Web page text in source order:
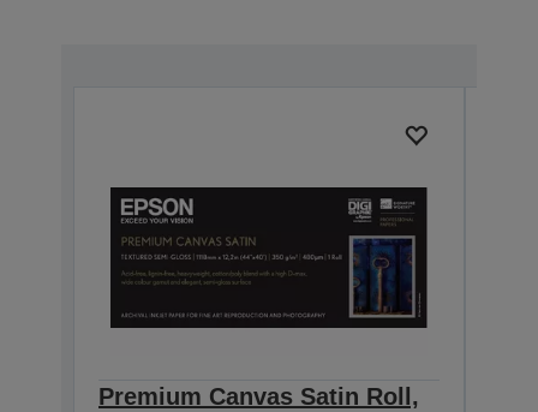
Premium Canvas Satin Roll,